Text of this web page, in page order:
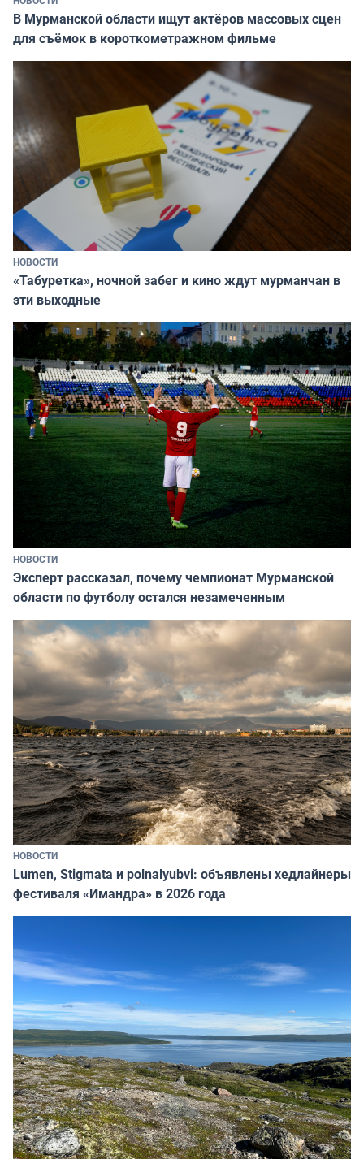
В Мурманской области ищут актёров массовых сцен
для съёмок в короткометражном фильме
НОВОСТИ
«Табуретка», ночной забег и кино ждут мурманчан в
эти выходные
НОВОСТИ
Эксперт рассказал, почему чемпионат Мурманской
области по футболу остался незамеченным
НОВОСТИ
Lumen, Stigmata и polnalyubvi: объявлены хедлайнеры
фестиваля «Имандра» в 2026 года